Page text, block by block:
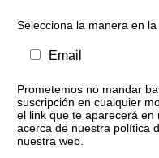
Selecciona la manera en
Email
Prometemos no mandar
suscripción en cualquier
el link que te aparecerá
acerca de nuestra política
nuestra web.